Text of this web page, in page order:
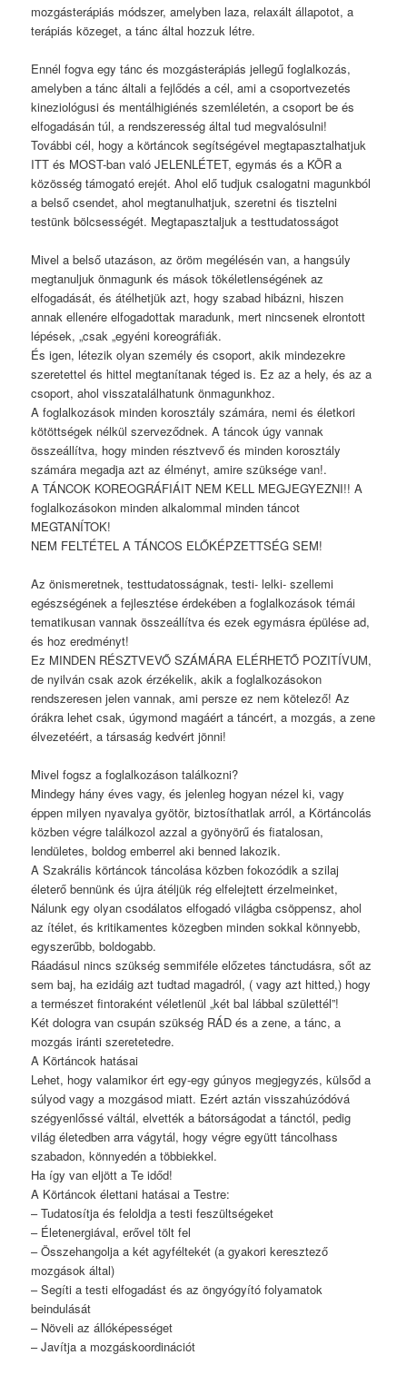
mozgásterápiás módszer, amelyben laza, relaxált állapotot, a
terápiás közeget, a tánc által hozzuk létre.
Ennél fogva egy tánc és mozgásterápiás jellegű foglalkozás,
amelyben a tánc általi a fejlődés a cél, ami a csoportvezetés
kineziológusi és mentálhigiénés szemléletén, a csoport be és
elfogadásán túl, a rendszeresség által tud megvalósulni!
További cél, hogy a körtáncok segítségével megtapasztalhatjuk
ITT és MOST-ban való JELENLÉTET, egymás és a KÖR a
közösség támogató erejét. Ahol elő tudjuk csalogatni magunkból
a belső csendet, ahol megtanulhatjuk, szeretni és tisztelni
testünk bölcsességét. Megtapasztaljuk a testtudatosságot
Mivel a belső utazáson, az öröm megélésén van, a hangsúly
megtanuljuk önmagunk és mások tökéletlenségének az
elfogadását, és átélhetjük azt, hogy szabad hibázni, hiszen
annak ellenére elfogadottak maradunk, mert nincsenek elrontott
lépések, „csak „egyéni koreográfiák.
És igen, létezik olyan személy és csoport, akik mindezekre
szeretettel és hittel megtanítanak téged is. Ez az a hely, és az a
csoport, ahol visszatalálhatunk önmagunkhoz.
A foglalkozások minden korosztály számára, nemi és életkori
kötöttségek nélkül szerveződnek. A táncok úgy vannak
összeállítva, hogy minden résztvevő és minden korosztály
számára megadja azt az élményt, amire szüksége van!.
A TÁNCOK KOREOGRÁFIÁIT NEM KELL MEGJEGYEZNI!! A
foglalkozásokon minden alkalommal minden táncot
MEGTANÍTOK!
NEM FELTÉTEL A TÁNCOS ELŐKÉPZETTSÉG SEM!
Az önismeretnek, testtudatosságnak, testi- lelki- szellemi
egészségének a fejlesztése érdekében a foglalkozások témái
tematikusan vannak összeállítva és ezek egymásra épülése ad,
és hoz eredményt!
Ez MINDEN RÉSZTVEVŐ SZÁMÁRA ELÉRHETŐ POZITÍVUM,
de nyilván csak azok érzékelik, akik a foglalkozásokon
rendszeresen jelen vannak, ami persze ez nem kötelező! Az
órákra lehet csak, úgymond magáért a táncért, a mozgás, a zene
élvezetéért, a társaság kedvért jönni!
Mivel fogsz a foglalkozáson találkozni?
Mindegy hány éves vagy, és jelenleg hogyan nézel ki, vagy
éppen milyen nyavalya gyötör, biztosíthatlak arról, a Körtáncolás
közben végre találkozol azzal a gyönyörű és fiatalosan,
lendületes, boldog emberrel aki benned lakozik.
A Szakrális körtáncok táncolása közben fokozódik a szilaj
életerő bennünk és újra átéljük rég elfelejtett érzelmeinket,
Nálunk egy olyan csodálatos elfogadó világba csöppensz, ahol
az ítélet, és kritikamentes közegben minden sokkal könnyebb,
egyszerűbb, boldogabb.
Ráadásul nincs szükség semmiféle előzetes tánctudásra, sőt az
sem baj, ha ezidáig azt tudtad magadról, ( vagy azt hitted,) hogy
a természet fintoraként véletlenül „két bal lábbal születtél”!
Két dologra van csupán szükség RÁD és a zene, a tánc, a
mozgás iránti szeretetedre.
A Körtáncok hatásai
Lehet, hogy valamikor ért egy-egy gúnyos megjegyzés, külsőd a
súlyod vagy a mozgásod miatt. Ezért aztán visszahúzódóvá
szégyenlőssé váltál, elvették a bátorságodat a tánctól, pedig
világ életedben arra vágytál, hogy végre együtt táncolhass
szabadon, könnyedén a többiekkel.
Ha így van eljött a Te időd!
A Körtáncok élettani hatásai a Testre:
– Tudatosítja és feloldja a testi feszültségeket
– Életenergiával, erővel tölt fel
– Összehangolja a két agyféltekét (a gyakori keresztező
mozgások által)
– Segíti a testi elfogadást és az öngyógyító folyamatok
beindulását
– Növeli az állóképességet
– Javítja a mozgáskoordinációt